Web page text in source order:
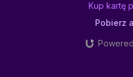
Kup kartę
Pobierz